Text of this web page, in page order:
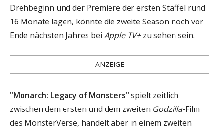
Drehbeginn und der Premiere der ersten Staffel rund
16 Monate lagen, könnte die zweite Season noch vor
Ende nächsten Jahres bei Apple TV+zu sehen sein.
ANZEIGE
"Monarch: Legacy of Monsters" spielt zeitlich
zwischen dem ersten und dem zweiten Godzilla-Film
des MonsterVerse, handelt aber in einem zweiten